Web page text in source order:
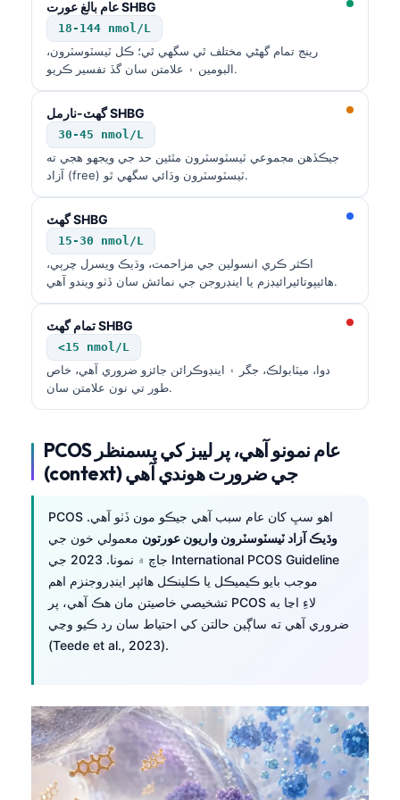
عام بالغ عورت SHBG
18-144 nmol/L
رينج تمام گهڻي مختلف ٿي سگهي ٿي؛ ڪل ٽيسٽوسٽرون،
البومين ۽ علامتن سان گڏ تفسير ڪريو.
گهٽ-نارمل SHBG
30-45 nmol/L
جيڪڏهن مجموعي ٽيسٽوسٽرون مٿئين حد جي ويجهو هجي ته
آزاد (free) ٽيسٽوسٽرون وڌائي سگهي ٿو.
گهٽ SHBG
15-30 nmol/L
اڪثر ڪري انسولين جي مزاحمت، وڌيڪ ويسرل چرٻي،
هائيپوتائيرائيڊزم يا اينڊروجن جي نمائش سان ڏٺو ويندو آهي.
تمام گهٽ SHBG
<15 nmol/L
دوا، ميٽابولڪ، جگر ۽ اينڊوڪرائن جائزو ضروري آهي، خاص
طور تي نون علامتن سان.
PCOS عام نمونو آهي، پر ليبز کي پسمنظر
(context) جي ضرورت هوندي آهي
PCOS اهو سڀ کان عام سبب آهي جيڪو مون ڏٺو آهي.
وڌيڪ آزاد ٽيسٽوسٽرون واريون عورتون معمولي خون جي
جاچ ۾ نمونا. 2023 جي International PCOS Guideline
موجب بايو ڪيميڪل يا ڪلينڪل هائپر اينڊروجنزم اهم
تشخيصي خاصيتن مان هڪ آهي، پر PCOS لاءِ اڃا به
ضروري آهي ته ساڳين حالتن کي احتياط سان رد ڪيو وڃي
(Teede et al., 2023).